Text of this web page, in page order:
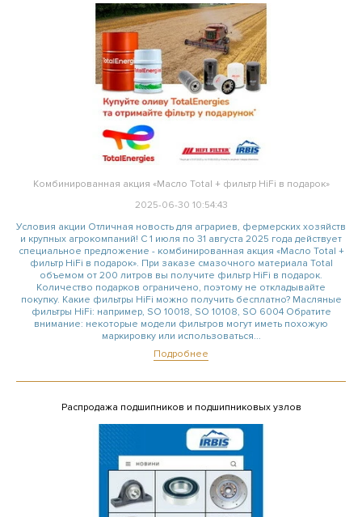
Комбинированная акция «Масло Total + фильтр HiFi в подарок»
2025-06-30 10:54:43
Условия акции Отличная новость для аграриев, фермерских хозяйств
и крупных агрокомпаний! С 1 июля по 31 августа 2025 года действует
специальное предложение - комбинированная акция «Масло Total +
фильтр HiFi в подарок». При заказе смазочного материала Total
объемом от 200 литров вы получите фильтр HiFi в подарок.
Количество подарков ограничено, поэтому не откладывайте
покупку. Какие фильтры HiFi можно получить бесплатно? Масляные
фильтры HiFi: например, SO 10018, SO 10108, SO 6004 Обратите
внимание: некоторые модели фильтров могут иметь похожую
маркировку или использоваться...
Подробнее
Распродажа подшипников и подшипниковых узлов